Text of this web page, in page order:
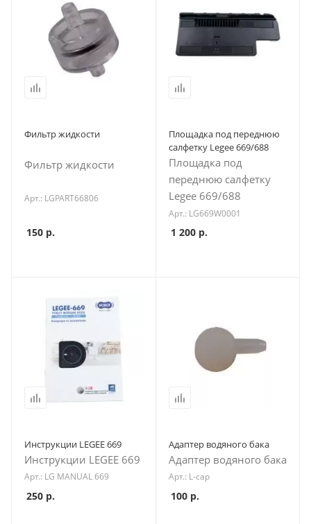
Фильтр жидкости
Фильтр жидкости
Арт.: LGPART66806
150 р.
Площадка под переднюю
салфетку Legee 669/688
Площадка под
переднюю салфетку
Legee 669/688
Арт.: LG669W0001
1 200р.
Инструкции LEGEE 669
Инструкции LEGEE 669
Арт.: LG MANUAL 669
250 р.
Адаптер водяного бака
Адаптер водяного бака
Арт.: L-cap
100р.